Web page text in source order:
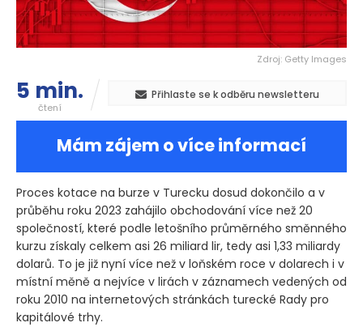
Zdroj: Getty Images
5 min.
čtení
Přihlaste se k odběru newsletteru
Mám zájem o více informací
Proces kotace na burze v Turecku dosud dokončilo a v
průběhu roku 2023 zahájilo obchodování více než 20
společností, které podle letošního průměrného směnného
kurzu získaly celkem asi 26 miliard lir, tedy asi 1,33 miliardy
dolarů. To je již nyní více než v loňském roce v dolarech i v
místní měně a nejvíce v lirách v záznamech vedených od
roku 2010 na internetových stránkách turecké Rady pro
kapitálové trhy.